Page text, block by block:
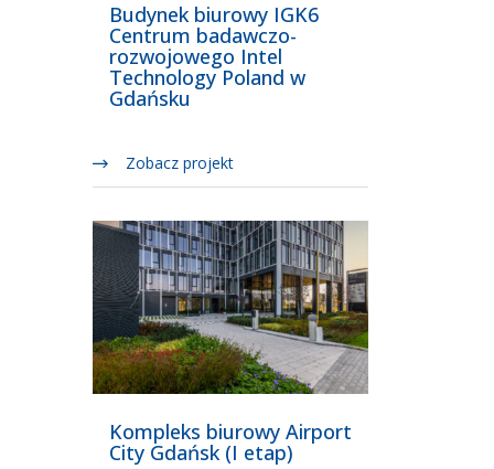
Budynek biurowy IGK6
Centrum badawczo-
rozwojowego Intel
Technology Poland w
Gdańsku
Zobacz projekt
Kompleks biurowy Airport
City Gdańsk (I etap)